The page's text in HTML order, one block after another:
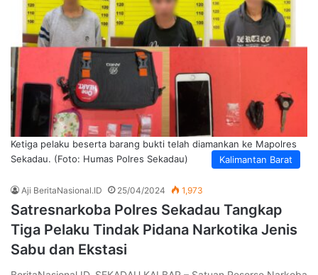
Kalimantan Barat
Ketiga pelaku beserta barang bukti telah diamankan ke Mapolres
Sekadau. (Foto: Humas Polres Sekadau)
Aji BeritaNasional.ID 25/04/2024 1,973
Satresnarkoba Polres Sekadau Tangkap
Tiga Pelaku Tindak Pidana Narkotika Jenis
Sabu dan Ekstasi